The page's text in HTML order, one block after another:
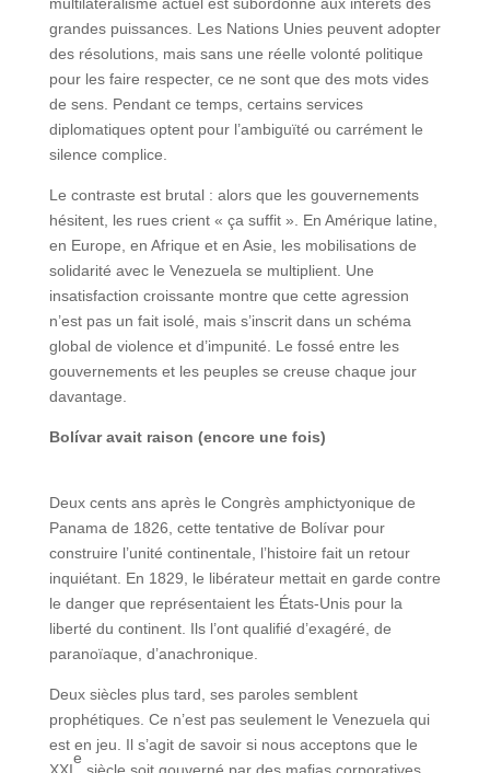
multilatéralisme actuel est subordonné aux intérêts des
grandes puissances. Les Nations Unies peuvent adopter
des résolutions, mais sans une réelle volonté politique
pour les faire respecter, ce ne sont que des mots vides
de sens. Pendant ce temps, certains services
diplomatiques optent pour l’ambiguïté ou carrément le
silence complice.
Le contraste est brutal : alors que les gouvernements
hésitent, les rues crient « ça suffit ». En Amérique latine,
en Europe, en Afrique et en Asie, les mobilisations de
solidarité avec le Venezuela se multiplient. Une
insatisfaction croissante montre que cette agression
n’est pas un fait isolé, mais s’inscrit dans un schéma
global de violence et d’impunité. Le fossé entre les
gouvernements et les peuples se creuse chaque jour
davantage.
Bolívar avait raison (encore une fois)
Deux cents ans après le Congrès amphictyonique de
Panama de 1826, cette tentative de Bolívar pour
construire l’unité continentale, l’histoire fait un retour
inquiétant. En 1829, le libérateur mettait en garde contre
le danger que représentaient les États-Unis pour la
liberté du continent. Ils l’ont qualifié d’exagéré, de
paranoïaque, d’anachronique.
Deux siècles plus tard, ses paroles semblent
prophétiques. Ce n’est pas seulement le Venezuela qui
est en jeu. Il s’agit de savoir si nous acceptons que le
e